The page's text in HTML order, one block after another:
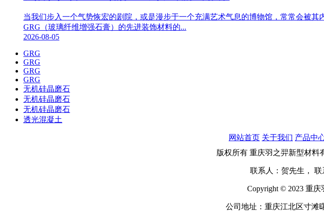
当我们步入一个气势恢宏的剧院，或是漫步于一个充满艺术气息的博物馆，常常会被
GRG（玻璃纤维增强石膏）的先进装饰材料的...
2026-08-05
GRG
GRG
GRG
GRG
无机硅晶磨石
无机硅晶磨石
无机硅晶磨石
透光混凝土
网站首页 关于我们 产品中
版权所有 重庆羽之羿新型材料
联系人：贺先生， 联
Copyright © 2023 重
公司地址：重庆江北区寸滩